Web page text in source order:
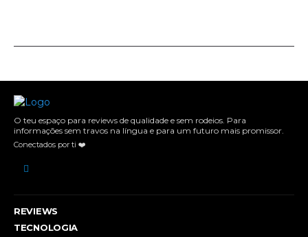
O teu espaço para reviews de qualidade e sem rodeios. Para
informações sem travos na língua e para um futuro mais promissor.
Conectados por ti ❤️
REVIEWS
TECNOLOGIA